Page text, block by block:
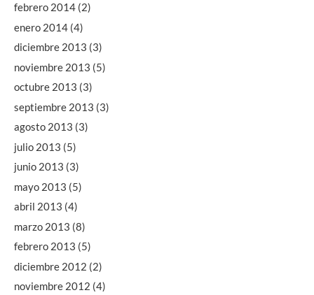
febrero 2014 (2)
enero 2014 (4)
diciembre 2013 (3)
noviembre 2013 (5)
octubre 2013 (3)
septiembre 2013 (3)
agosto 2013 (3)
julio 2013 (5)
junio 2013 (3)
mayo 2013 (5)
abril 2013 (4)
marzo 2013 (8)
febrero 2013 (5)
diciembre 2012 (2)
noviembre 2012 (4)